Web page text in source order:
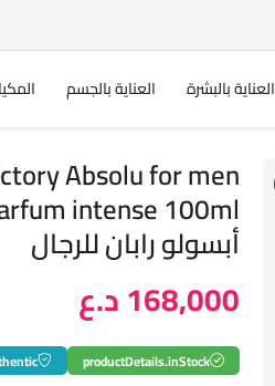
العناية بالبشرة العناية بالجسم
Absolu for men
أبسولو رابان للرجال
168,000 د.ع
productDetails.inStock